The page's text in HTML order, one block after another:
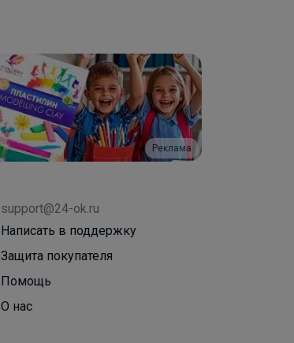
Реклама
support@24-ok.ru
Написать в поддержку
Защита покупателя
Помощь
О нас